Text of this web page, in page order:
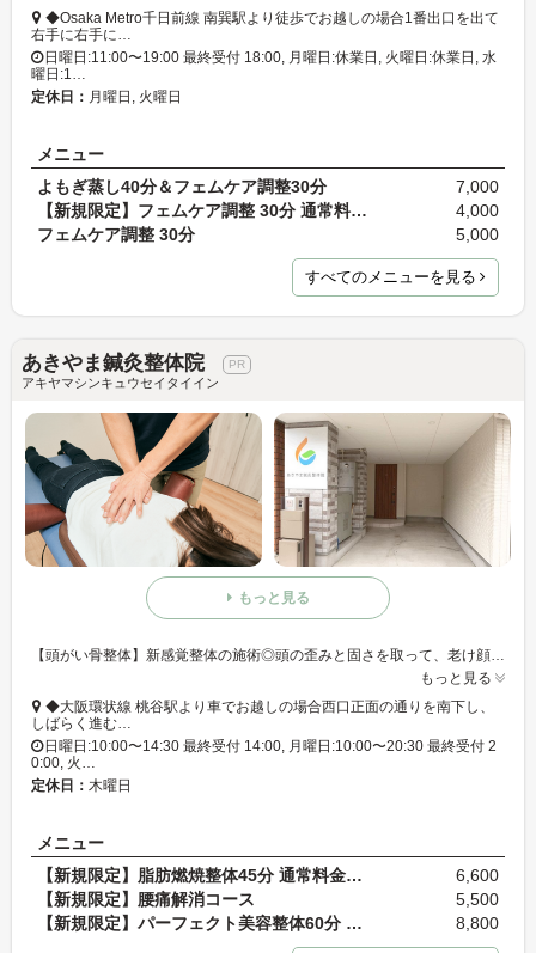
◆Osaka Metro千日前線 南巽駅より徒歩でお越しの場合1番出口を出て
右手に右手に…
日曜日:11:00〜19:00 最終受付 18:00, 月曜日:休業日, 火曜日:休業日, 水
曜日:1…
定休日： 月曜日, 火曜日
メニュー
よもぎ蒸し40分＆フェムケア調整30分
7,000
【新規限定】フェムケア調整 30分 通常料金5,000円
4,000
フェムケア調整 30分
5,000
すべてのメニューを見る
あきやま鍼灸整体院
アキヤマシンキュウセイタイイン
もっと見る
【頭がい骨整体】新感覚整体の施術◎頭の歪みと固さを取って、老け顔・見た目印象・小顔・若返りなどををケア◎頭の中の循環液の流れを整えて、お悩みを繰り返さない身体に☆
もっと見る
◆大阪環状線 桃谷駅より車でお越しの場合西口正面の通りを南下し、
しばらく進む…
日曜日:10:00〜14:30 最終受付 14:00, 月曜日:10:00〜20:30 最終受付 2
0:00, 火…
定休日： 木曜日
メニュー
【新規限定】脂肪燃焼整体45分 通常料金8,800円
6,600
【新規限定】腰痛解消コース
5,500
【新規限定】パーフェクト美容整体60分 通常料金11,0…
8,800